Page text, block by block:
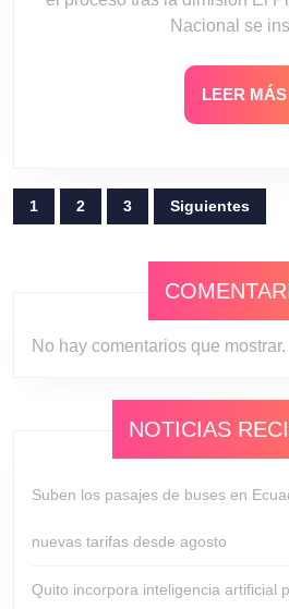
Nacional se
LEER MÁS
Paginación
de
1 2 3 Siguientes
No hay comentarios que mostrar.
NOTICIAS
Suben los pasajes de buses en
nuevas tarifas desde agosto
Quito incorpora inteligencia artificial